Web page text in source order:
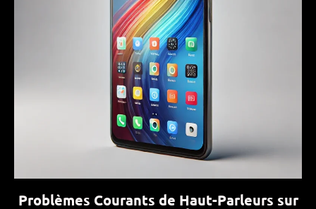
Problèmes Courants de Haut-Parleurs sur